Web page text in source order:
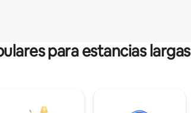
para estancias largas